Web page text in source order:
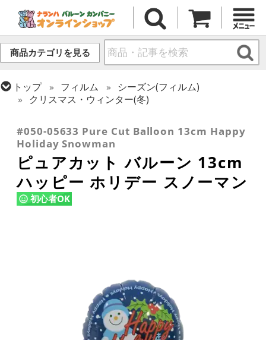
商品カテゴリを見る
トップ フィルム
シーズン(フィルム)
クリスマス・ウィンター(冬)
#050-05633 Pure Cut Balloon 13cm Happy
Holiday Snowman
ピュアカット バルーン 13cm
ハッピー ホリデー スノーマン
初心者OK